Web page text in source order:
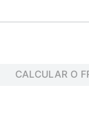
CALCULAR O